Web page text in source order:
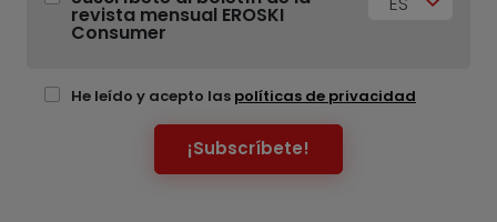
revista mensual EROSKI
Consumer
He leído y acepto las políticas de privacidad
¡Subscríbete!